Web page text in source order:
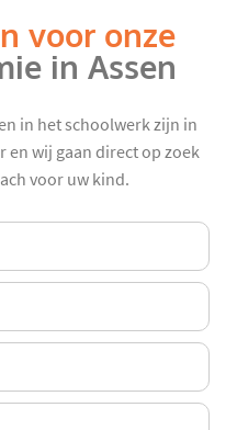
voor onze
in Assen
in het schoolwerk zijn in
en wij gaan direct op zoek
voor uw kind.